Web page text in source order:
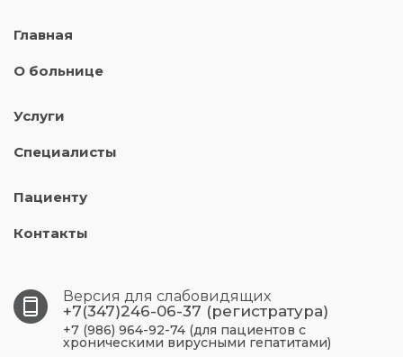
Главная
О больнице
Услуги
Специалисты
Пациенту
Контакты
Версия для слабовидящих
+7(347)246-06-37 (регистратура)
+7 (986) 964-92-74 (для пациентов с
хроническими вирусными гепатитами)